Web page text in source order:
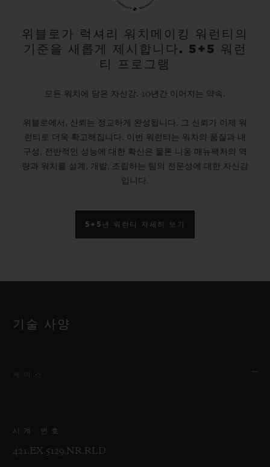
위블로가 럭셔리 워치메이킹 워런티의
기준을 새롭게 제시합니다. 5+5 워런
티 프로그램
모든 워치에 담은 자신감. 10년간 이어지는 약속.
위블로에서, 신뢰는 정교하게 완성됩니다. 그 신뢰가 이제 워
런티로 더욱 확고해집니다. 이번 워런티는 워치의 품질과 내
구성, 전반적인 성능에 대한 확신은 물론 니옹 매뉴팩처의 역
량과 워치를 설계, 개발, 조립하는 팀의 전문성에 대한 자신감
입니다.
5+5년 워런티 자세히 보기
기술 사양
시계 번호
421.EX.5129.NR.RLD